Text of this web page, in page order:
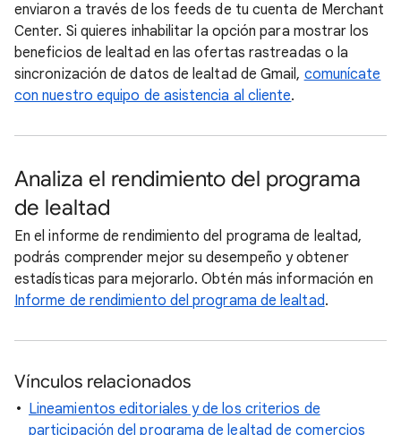
enviaron a través de los feeds de tu cuenta de Merchant
Center. Si quieres inhabilitar la opción para mostrar los
beneficios de lealtad en las ofertas rastreadas o la
sincronización de datos de lealtad de Gmail, comunícate
con nuestro equipo de asistencia al cliente.
Analiza el rendimiento del programa
de lealtad
En el informe de rendimiento del programa de lealtad,
podrás comprender mejor su desempeño y obtener
estadísticas para mejorarlo. Obtén más información en
Informe de rendimiento del programa de lealtad.
Vínculos relacionados
Lineamientos editoriales y de los criterios de
participación del programa de lealtad de comercios